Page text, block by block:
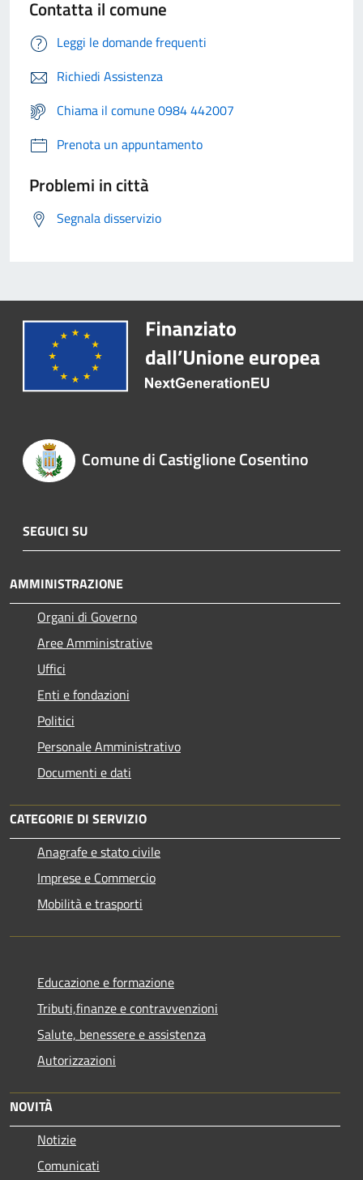
Contatta il comune
Leggi le domande frequenti
Richiedi Assistenza
Chiama il comune 0984 442007
Prenota un appuntamento
Problemi in città
Segnala disservizio
Comune di Castiglione Cosentino
SEGUICI SU
AMMINISTRAZIONE
Organi di Governo
Aree Amministrative
Uffici
Enti e fondazioni
Politici
Personale Amministrativo
Documenti e dati
CATEGORIE DI SERVIZIO
Anagrafe e stato civile
Imprese e Commercio
Mobilità e trasporti
Educazione e formazione
Tributi,finanze e contravvenzioni
Salute, benessere e assistenza
Autorizzazioni
NOVITÀ
Notizie
Comunicati